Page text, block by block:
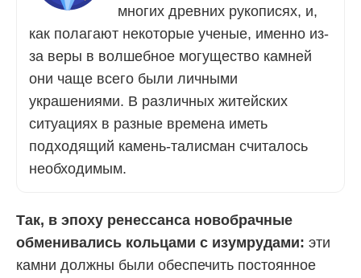
многих древних рукописях, и,
как полагают некоторые ученые, именно из-
за веры в волшебное могущество камней
они чаще всего были личными
украшениями. В различных житейских
ситуациях в разные времена иметь
подходящий камень-талисман считалось
необходимым.
Так, в эпоху ренессанса новобрачные
обменивались кольцами с изумрудами: эти
камни должны были обеспечить постоянное